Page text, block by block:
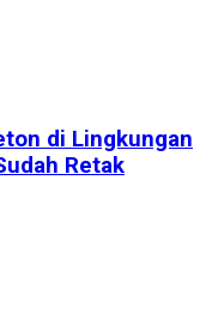
di Lingkungan
Retak